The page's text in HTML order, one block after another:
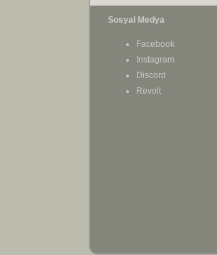
Sosyal Medya
Facebook
Instagram
Discord
Revolt